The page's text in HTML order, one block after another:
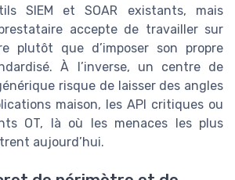
SIEM et SOAR existants, mais
accepte de travailler sur
plutôt que d’imposer son propre
À l’inverse, un centre de
risque de laisser des angles
maison, les API critiques ou
OT, là où les menaces les plus
aujourd’hui.